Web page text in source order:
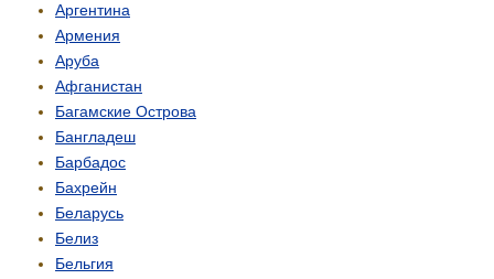
Аргентина
Армения
Аруба
Афганистан
Багамские Острова
Бангладеш
Барбадос
Бахрейн
Беларусь
Белиз
Бельгия